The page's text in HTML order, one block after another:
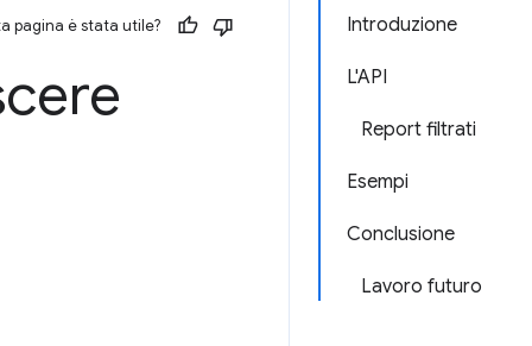
Introduzione
L'API
Report filtrati
Esempi
Conclusione
Lavoro futuro
pagina è stata utile?